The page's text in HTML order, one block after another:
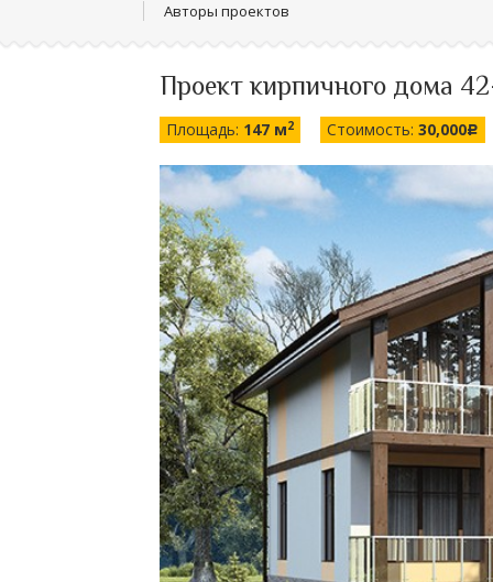
Авторы проектов
Проект кирпичного дома
Площадь: 147 м2 Стоимость: 30,000c